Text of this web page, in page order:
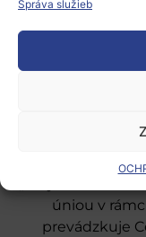
Správa služieb
úniou v
prevádzkuje